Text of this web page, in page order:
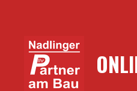
springen